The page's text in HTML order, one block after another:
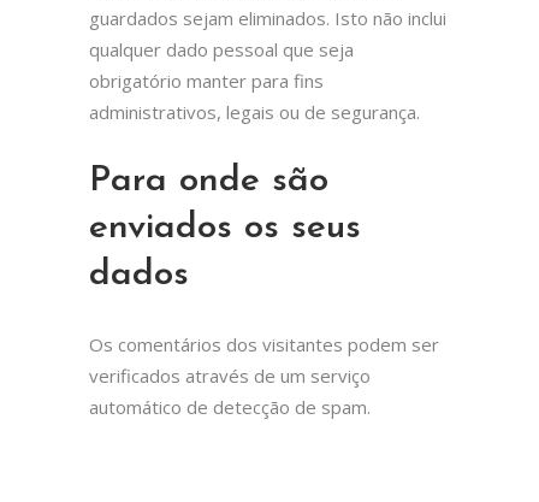
guardados sejam eliminados. Isto não inclui
qualquer dado pessoal que seja
obrigatório manter para fins
administrativos, legais ou de segurança.
Para onde são
enviados os seus
dados
Os comentários dos visitantes podem ser
verificados através de um serviço
automático de detecção de spam.